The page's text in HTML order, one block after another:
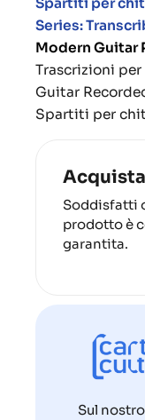
Series:
Modern Guitar
Trascrizioni
Guitar
Spartiti per
Soddisfatti
prodotto è
garantita.
Sul